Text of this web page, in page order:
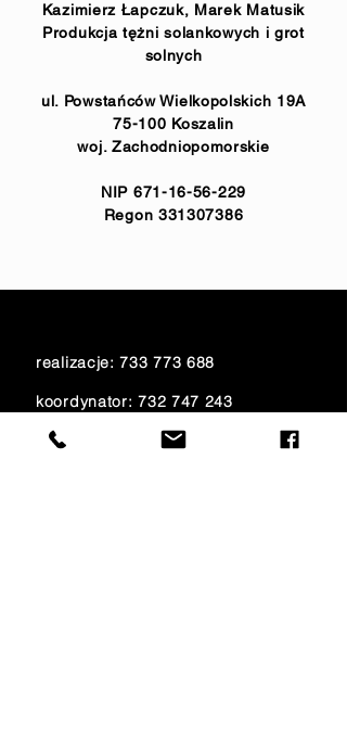
Kazimierz Łapczuk, Marek Matusik
Produkcja tężni solankowych i grot
solnych
ul. Powstańców Wielkopolskich 19A
75-100 Koszalin
woj. Zachodniopomorskie
NIP 671-16-56-229
Regon 331307386
realizacje:733 773 688
koordynator:732 747 243
biuro:
515 150 340